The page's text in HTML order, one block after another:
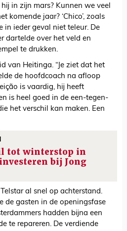
in zijn mars? Kunnen we veel
komende jaar? ‘Chico’, zoals
in ieder geval niet teleur. De
dartelde over het veld en
te drukken.
van Heitinga. “Je ziet dat het
de hoofdcoach na afloop
is vaardig, hij heeft
is heel goed in de een-tegen-
het verschil kan maken. Een
tot winterstop in
bij Jong
al snel op achterstand.
de gasten in de openingsfase
hadden bijna een
te repareren. De verdiende